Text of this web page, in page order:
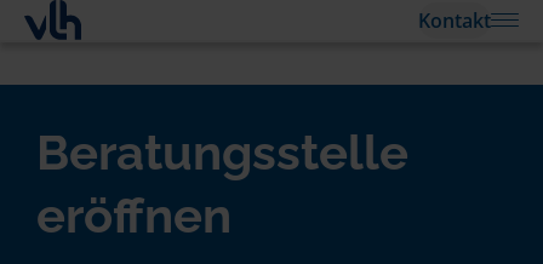
Kontakt
Beratungsstelle
eröffnen